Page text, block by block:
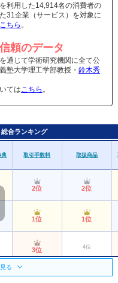
利用した14,914名の消費者の
31企業（サービス）を対象に
こちら 。
頼のデータ
通じて学術研究機関に全て公
塾大学理工学部教授・ 鈴木秀
ては こちら 。
総合ランキング
典 取引手数料 取扱商品
2位 2位
1位 1位
3位 4位
6位
る